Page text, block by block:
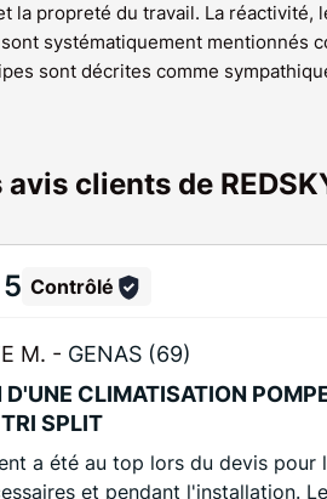
la propreté du travail. La réactivité,
systématiquement mentionnés
sont décrites comme
clients de
5 Contrôlé
M. - GENAS (69)
D'UNE CLIMATISATION
SPLIT
a été au top lors du devis pour
et pendant l'installation.